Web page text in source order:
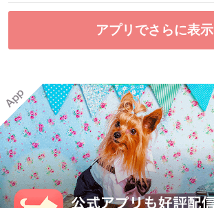
アプリでさらに表示